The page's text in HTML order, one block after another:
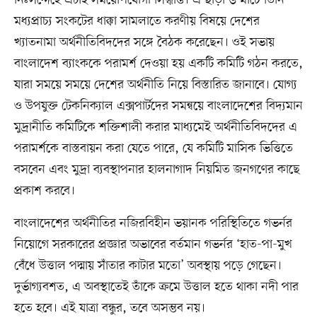
মধ্যপ্রাচ্য সংকটের ধাক্কা সামলাতে করণীয় বিষয়ে দেশের
খ্যাতনামা অর্থনীতিবিদদের সঙ্গে বৈঠক করেছেন। ওই সভায়
বাংলাদেশ ব্যাংককে পরামর্শ দেওয়া হয় একটি কমিটি গঠন করতে,
যারা সময়ে সময়ে দেশের অর্থনীতি নিয়ে বিস্তারিত জানাবে। যোগ্য
ও উপযুক্ত টেকনিক্যাল এক্সপার্টদের সমন্বয়ে বাংলাদেশের বিদ্যমান
মুদ্রানীতি কমিটিকে শক্তিশালী করার মাধ্যমেই অর্থনীতিবিদদের এ
পরামর্শকে বাস্তবায়ন করা যেতে পারে, যে কমিটি মাসিক ভিত্তিতে
বসবেন এবং মুদ্রা ব্যবস্থাপনার হালনাগাদ নিয়মিত জনগণের কাছে
প্রকাশ করবে।
বাংলাদেশের অর্থনীতির নজিরবিহীন ভয়ানক পরিস্থিতিতে গভর্নর
নিয়োগে সরকারের প্রজ্ঞার অভাবের বর্তমান গভর্নর ‘হাত-পা-মুখ
বেঁধে উত্তাল পদ্মায় সাঁতার কাটার মতো’ অবস্থায় পড়ে গেছেন।
দুর্ভাগ্যবশত, এ অবস্থাতেই তাঁকে ক্রমে উত্তাল হতে থাকা নদী পার
হতে হবে। এই যাত্রা বন্ধুর, তবে অসম্ভব নয়।